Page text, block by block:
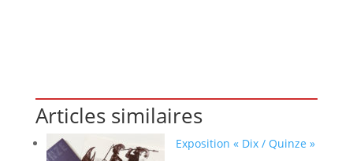
Articles similaires
Exposition « Dix / Quinze »